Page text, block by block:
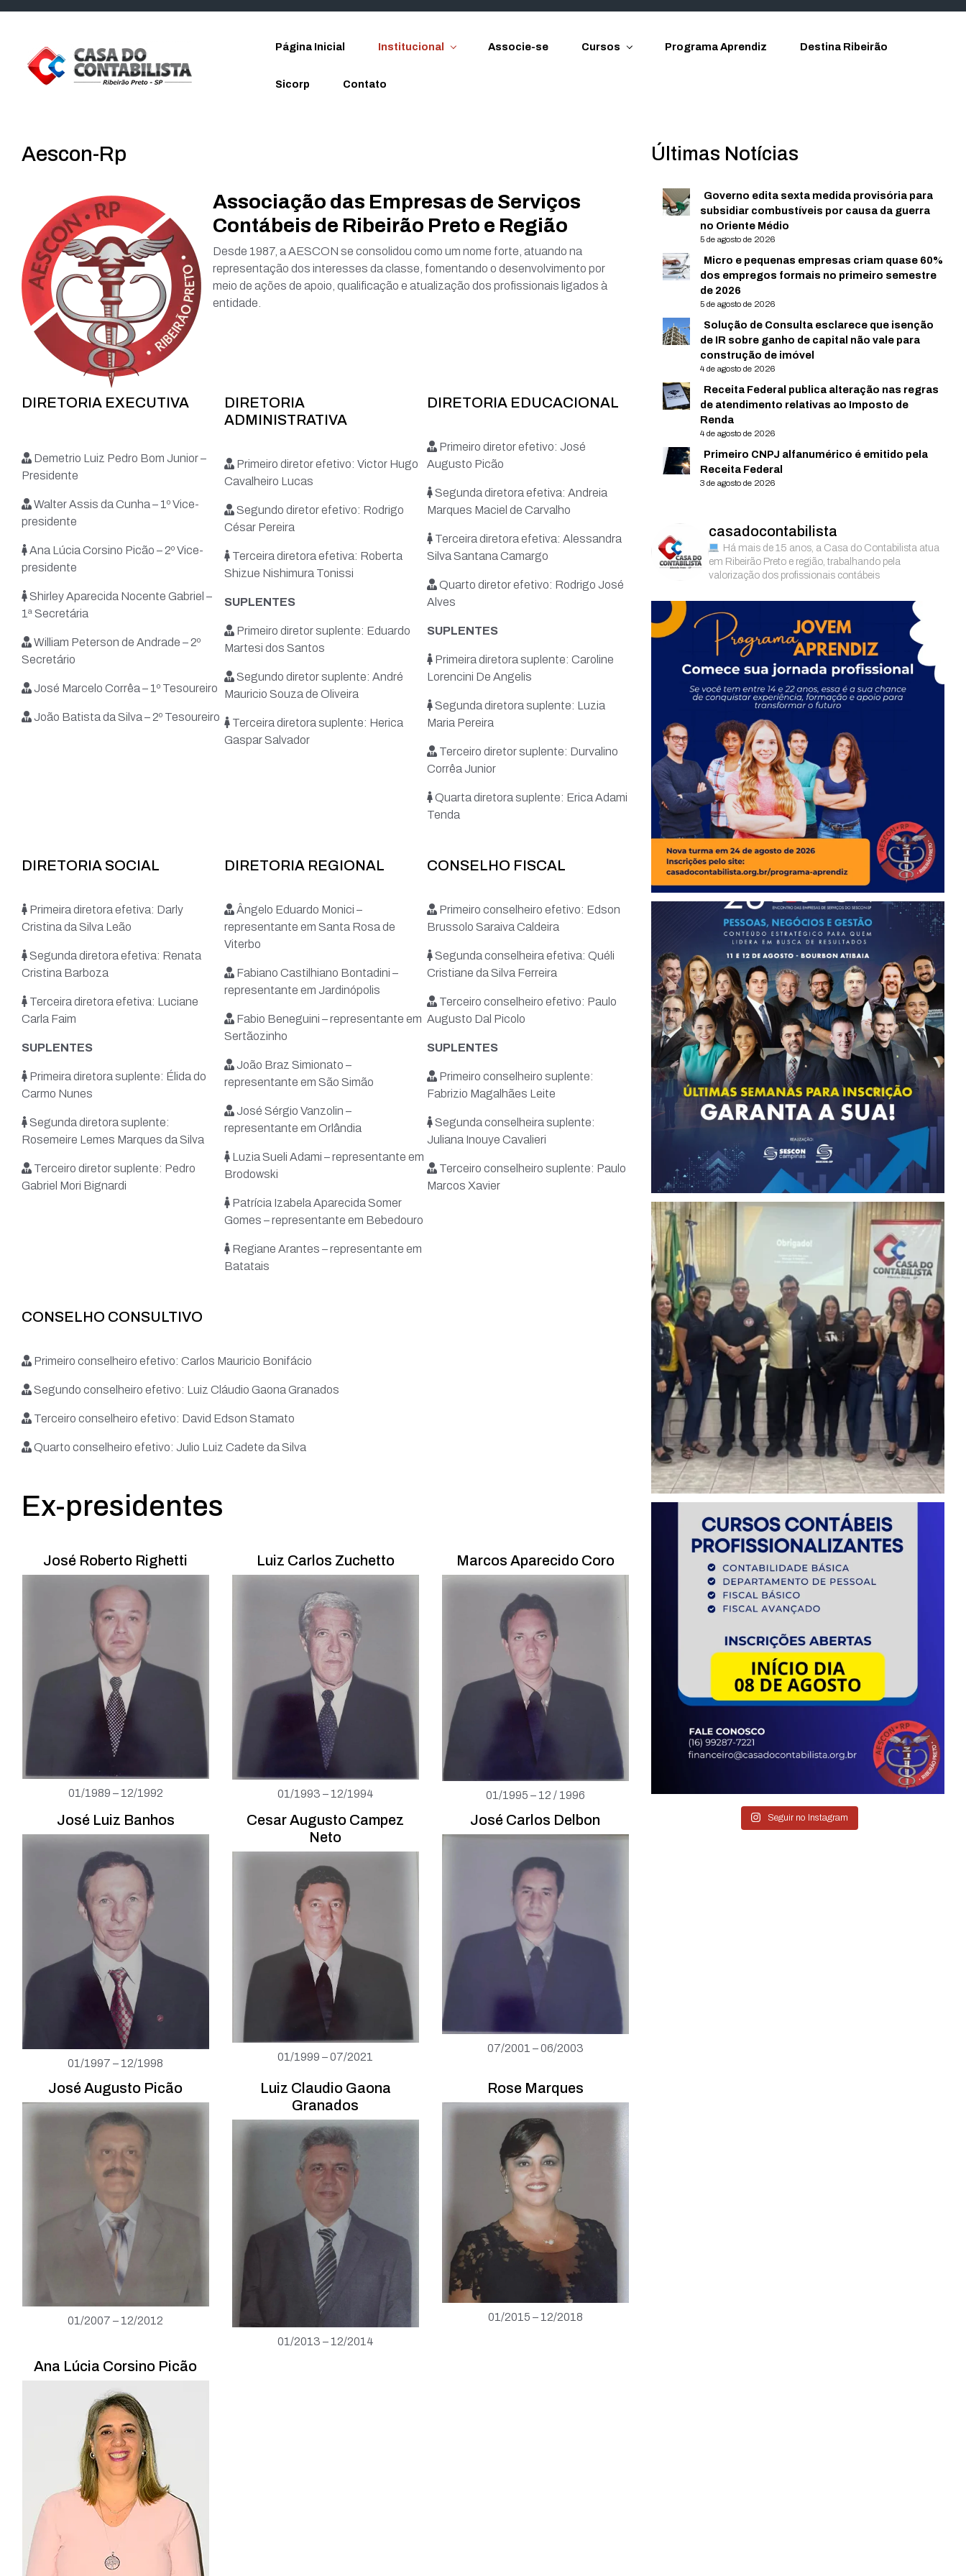
Página Inicial Institucional Associe-se Cursos Programa Aprendiz Destina Ribeirão
Sicorp Contato
Aescon-Rp
Associação das Empresas de Serviços
Contábeis de Ribeirão Preto e Região
Desde 1987, a AESCON se consolidou como um nome forte, atuando na
representação dos interesses da classe, fomentando o desenvolvimento por
meio de ações de apoio, qualificação e atualização dos profissionais ligados à
entidade.
DIRETORIA EXECUTIVA
Demetrio Luiz Pedro Bom Junior –
Presidente
Walter Assis da Cunha – 1º Vice-
presidente
Ana Lúcia Corsino Picão – 2º Vice-
presidente
Shirley Aparecida Nocente Gabriel –
1ª Secretária
William Peterson de Andrade – 2º
Secretário
José Marcelo Corrêa – 1º Tesoureiro
João Batista da Silva – 2º Tesoureiro
DIRETORIA
ADMINISTRATIVA
Primeiro diretor efetivo: Victor Hugo
Cavalheiro Lucas
Segundo diretor efetivo: Rodrigo
César Pereira
Terceira diretora efetiva: Roberta
Shizue Nishimura Tonissi
SUPLENTES
Primeiro diretor suplente: Eduardo
Martesi dos Santos
Segundo diretor suplente: André
Mauricio Souza de Oliveira
Terceira diretora suplente: Herica
Gaspar Salvador
DIRETORIA EDUCACIONAL
Primeiro diretor efetivo: José
Augusto Picão
Segunda diretora efetiva: Andreia
Marques Maciel de Carvalho
Terceira diretora efetiva: Alessandra
Silva Santana Camargo
Quarto diretor efetivo: Rodrigo José
Alves
SUPLENTES
Primeira diretora suplente: Caroline
Lorencini De Angelis
Segunda diretora suplente: Luzia
Maria Pereira
Terceiro diretor suplente: Durvalino
Corrêa Junior
Quarta diretora suplente: Erica Adami
Tenda
DIRETORIA SOCIAL
Primeira diretora efetiva: Darly
Cristina da Silva Leão
Segunda diretora efetiva: Renata
Cristina Barboza
Terceira diretora efetiva: Luciane
Carla Faim
SUPLENTES
Primeira diretora suplente: Élida do
Carmo Nunes
Segunda diretora suplente:
Rosemeire Lemes Marques da Silva
Terceiro diretor suplente: Pedro
Gabriel Mori Bignardi
DIRETORIA REGIONAL
Ângelo Eduardo Monici –
representante em Santa Rosa de
Viterbo
Fabiano Castilhiano Bontadini –
representante em Jardinópolis
Fabio Beneguini – representante em
Sertãozinho
João Braz Simionato –
representante em São Simão
José Sérgio Vanzolin –
representante em Orlândia
Luzia Sueli Adami – representante em
Brodowski
Patrícia Izabela Aparecida Somer
Gomes – representante em Bebedouro
Regiane Arantes – representante em
Batatais
CONSELHO FISCAL
Primeiro conselheiro efetivo: Edson
Brussolo Saraiva Caldeira
Segunda conselheira efetiva: Quéli
Cristiane da Silva Ferreira
Terceiro conselheiro efetivo: Paulo
Augusto Dal Picolo
SUPLENTES
Primeiro conselheiro suplente:
Fabrizio Magalhães Leite
Segunda conselheira suplente:
Juliana Inouye Cavalieri
Terceiro conselheiro suplente: Paulo
Marcos Xavier
CONSELHO CONSULTIVO
Primeiro conselheiro efetivo: Carlos Mauricio Bonifácio
Segundo conselheiro efetivo: Luiz Cláudio Gaona Granados
Terceiro conselheiro efetivo: David Edson Stamato
Quarto conselheiro efetivo: Julio Luiz Cadete da Silva
Ex-presidentes
José Roberto Righetti
01/1989 – 12/1992
Luiz Carlos Zuchetto
01/1993 – 12/1994
Marcos Aparecido Coro
01/1995 – 12 / 1996
José Luiz Banhos
01/1997 – 12/1998
Cesar Augusto Campez
Neto
01/1999 – 07/2021
José Carlos Delbon
07/2001 – 06/2003
José Augusto Picão
01/2007 – 12/2012
Luiz Claudio Gaona
Granados
01/2013 – 12/2014
Rose Marques
01/2015 – 12/2018
Ana Lúcia Corsino Picão
Últimas Notícias
Governo edita sexta medida provisória para
subsidiar combustíveis por causa da guerra
no Oriente Médio
5 de agosto de 2026
Micro e pequenas empresas criam quase 60%
dos empregos formais no primeiro semestre
de 2026
5 de agosto de 2026
Solução de Consulta esclarece que isenção
de IR sobre ganho de capital não vale para
construção de imóvel
4 de agosto de 2026
Receita Federal publica alteração nas regras
de atendimento relativas ao Imposto de
Renda
4 de agosto de 2026
Primeiro CNPJ alfanumérico é emitido pela
Receita Federal
3 de agosto de 2026
casadocontabilista
Há mais de 15 anos, a Casa do Contabilista atua
em Ribeirão Preto e região, trabalhando pela
valorização dos profissionais contábeis
Seguir no Instagram